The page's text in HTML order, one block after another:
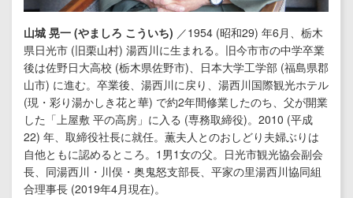
山城 晃一 (やましろ こういち) ／1954 (昭和29) 年6月、栃木
県日光市 (旧栗山村) 湯西川に生まれる。旧今市市の中学卒業
後は佐野日大高校 (栃木県佐野市)、日本大学工学部 (福島県郡
山市) に進む。卒業後、湯西川に戻り、湯西川国際観光ホテル
(現・彩り湯かしき花と華) で約2年間修業したのち、父が開業
した「上屋敷 平の高房」に入る (専務取締役)。2010 (平成
22) 年、取締役社長に就任。薫夫人とのおしどり夫婦ぶりは
自他ともに認めるところ。1男1女の父。日光市観光協会副会
長、同湯西川・川俣・奥鬼怒支部長、平家の里湯西川協同組
合理事長 (2019年4月現在)。